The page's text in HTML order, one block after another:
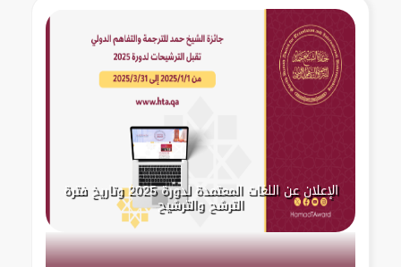
الإعلان عن اللغات المعتمدة لدورة 2025 وتاريخ فترة
الترشح والترشيح